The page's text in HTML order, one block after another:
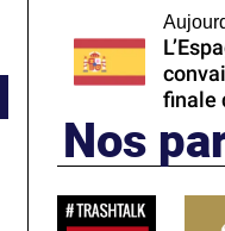
finale
Nos